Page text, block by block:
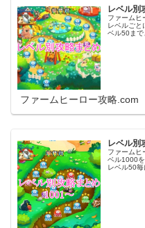
レベル別
ファームヒ
レベルごと
ベル50まで
ファームヒーロー攻略.com
レベル別
ファームヒ
ベル1000
レベル50